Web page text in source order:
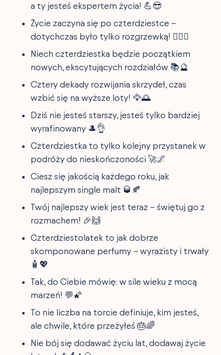
a ty jesteś ekspertem życia! 💪😎
Życie zaczyna się po czterdziestce –
dotychczas było tylko rozgrzewką! 🏃‍♂️✨
Niech czterdziestka będzie początkiem
nowych, ekscytujących rozdziałów 📚🔮
Cztery dekady rozwijania skrzydeł, czas
wzbić się na wyższe loty! 🦅🌅
Dziś nie jesteś starszy, jesteś tylko bardziej
wyrafinowany 🎩👌
Czterdziestka to tylko kolejny przystanek w
podróży do nieskończoności 🚀🌌
Ciesz się jakością każdego roku, jak
najlepszym single malt 🥃🍂
Twój najlepszy wiek jest teraz – świętuj go z
rozmachem! 🎉🙌
Czterdziestolatek to jak dobrze
skomponowane perfumy – wyrazisty i trwały
🧴💖
Tak, do Ciebie mówię: w sile wieku z mocą
marzeń! 💬🌠
To nie liczba na torcie definiuje, kim jesteś,
ale chwile, które przeżyłeś 🎂🌈
Nie bój się dodawać życiu lat, dodawaj życie